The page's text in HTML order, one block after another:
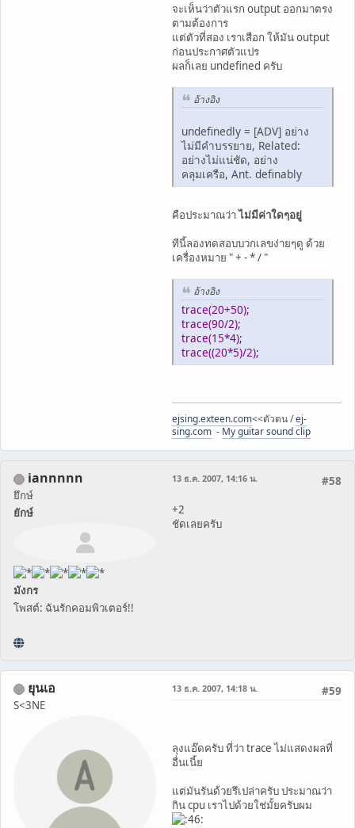
จะเห็นว่าตัวแรก output ออกมาตรง
ตามต้องการ
แต่ตัวที่สอง เราเสือก ให้มัน output
ก่อนประกาศตัวแปร
ผลก็เลย undefined ครับ
อ้างอิง
undefinedly = [ADV] อย่าง
ไม่มีคำบรรยาย, Related:
อย่างไม่แน่ชัด, อย่าง
คลุมเครือ, Ant. definably
คือประมาณว่าไม่มีค่าใดๆอยู่
ทีนี้ลองทดสอบบวกเลขง่ายๆดู ด้วย
เครื่องหมาย " + - * / "
อ้างอิง
trace(20+50);
trace(90/2);
trace(15*4);
trace((20*5)/2);
ejsing.exteen.com<<ตัวตน /ej-
sing.com - My guitar sound clip
iannnnn
ยึกษ์
ยักษ์
มังกร
โพสต์: ฉันรักคอมพิวเตอร์!!
#58
13 ธ.ค. 2007, 14:16 น.
+2
ชัดเลยครับ
ยุนเอ
S<3NE
#59
13 ธ.ค. 2007, 14:18 น.
ลุงแอ๊ดครับ ที่ว่า trace ไม่แสดงผลที่
อื่นเนี้ย
แต่มันรันด้วยรึเปล่าครับ ประมาณว่า
กิน cpu เราไปด้วยใช่มั้ยครับผม